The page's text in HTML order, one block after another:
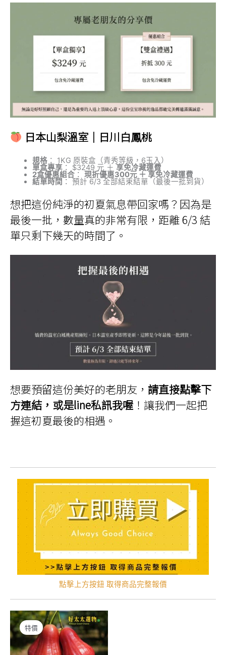
日本山梨溫室｜日川白鳳桃
規格： 1KG 原裝盒（青秀等級，6玉入）
單盒專享： $3249 元 ＋ 享免冷藏運費
2盒優惠組合： 現折優惠300元 ＋ 享免冷藏運費
結單時間 ： 預計 6/3 全部結束結單（最後一批到貨）
想把這份純淨的初夏氣息帶回家嗎？因為是
最後一批，數量真的非常有限，距離 6/3 結
單只剩下幾天的時間了。
想要預留這份美好的老朋友， 請直接點擊下
方連結，或是line私訊我喔 ！讓我們一起把
握這初夏最後的相遇。
點擊上方按鈕 取得商品完整報價
特價